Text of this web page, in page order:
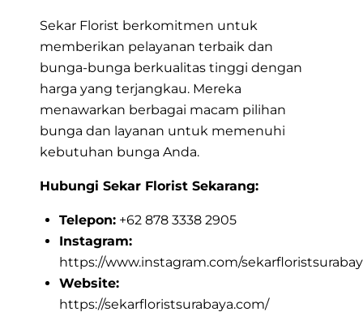
Sekar Florist berkomitmen untuk
memberikan pelayanan terbaik dan
bunga-bunga berkualitas tinggi dengan
harga yang terjangkau. Mereka
menawarkan berbagai macam pilihan
bunga dan layanan untuk memenuhi
kebutuhan bunga Anda.
Hubungi Sekar Florist Sekarang:
Telepon: +62 878 3338 2905
Instagram:
https://www.instagram.com/
Website:
https://sekarfloristsurabaya.com/